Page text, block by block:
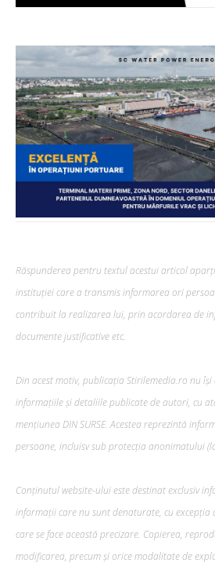
Răspunderea pentru textul acestui articol
instituției care a transmis informarea ori
contribuit la realizarea lui, prin acordarea de
documente justificative etc.
Din acest motiv, publicația Stirilemedia.ro nu
informațiile și detaliile publicate de autori, cu
mențiunea DIN SURSE. Acestea reprezintă
persoane, incluisv sub protecția anonimatului
Conținutul website-ului este destinat exclusiv
informații care nu sunt denaturate, cu
care se face această precizare. Copierea,
modificarea, precum şi orice modalitate de